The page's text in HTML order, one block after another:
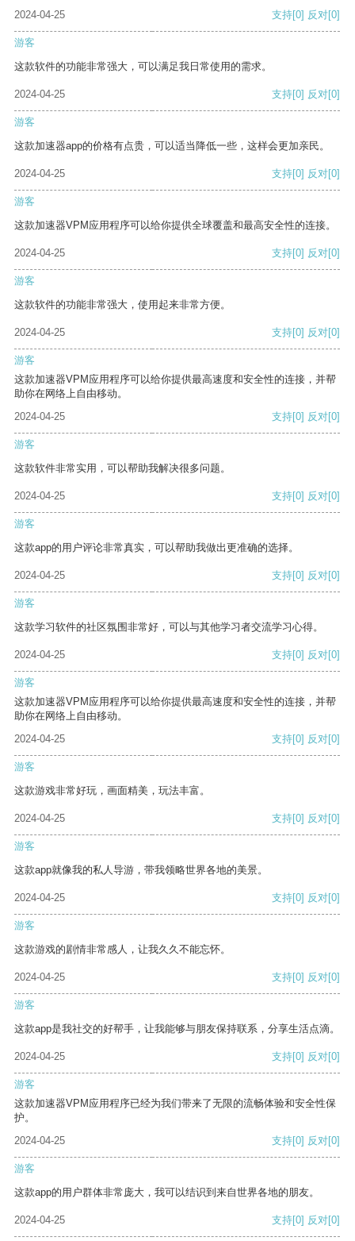
2024-04-25 支持[0] 反对[0]
游客
这款软件的功能非常强大，可以满足我日常使用的需求。
2024-04-25 支持[0] 反对[0]
游客
这款加速器app的价格有点贵，可以适当降低一些，这样会更加亲民。
2024-04-25 支持[0] 反对[0]
游客
这款加速器VPM应用程序可以给你提供全球覆盖和最高安全性的连接。
2024-04-25 支持[0] 反对[0]
游客
这款软件的功能非常强大，使用起来非常方便。
2024-04-25 支持[0] 反对[0]
游客
这款加速器VPM应用程序可以给你提供最高速度和安全性的连接，并帮
助你在网络上自由移动。
2024-04-25
支持[0] 反对[0]
游客
这款软件非常实用，可以帮助我解决很多问题。
2024-04-25 支持[0] 反对[0]
游客
这款app的用户评论非常真实，可以帮助我做出更准确的选择。
2024-04-25 支持[0] 反对[0]
游客
这款学习软件的社区氛围非常好，可以与其他学习者交流学习心得。
2024-04-25 支持[0] 反对[0]
游客
这款加速器VPM应用程序可以给你提供最高速度和安全性的连接，并帮
助你在网络上自由移动。
2024-04-25
支持[0] 反对[0]
游客
这款游戏非常好玩，画面精美，玩法丰富。
2024-04-25 支持[0] 反对[0]
游客
这款app就像我的私人导游，带我领略世界各地的美景。
2024-04-25 支持[0] 反对[0]
游客
这款游戏的剧情非常感人，让我久久不能忘怀。
2024-04-25 支持[0] 反对[0]
游客
这款app是我社交的好帮手，让我能够与朋友保持联系，分享生活点滴。
2024-04-25 支持[0] 反对[0]
游客
这款加速器VPM应用程序已经为我们带来了无限的流畅体验和安全性保
护。
2024-04-25
支持[0] 反对[0]
游客
这款app的用户群体非常庞大，我可以结识到来自世界各地的朋友。
2024-04-25 支持[0] 反对[0]